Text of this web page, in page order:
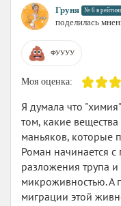
Груня № 6 в
поделилась
ФУУУУ
Моя оценка:
Я думала что
том, какие
маньяков, которые
Роман начинается
разложения трупа
микроживностью. А
миграции этой